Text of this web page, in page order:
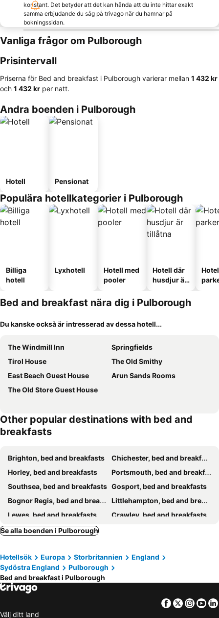
konstant. Det betyder att det kan hända att du inte hittar exakt
samma erbjudande du såg på trivago när du hamnar på
bokningssidan.
Vanliga frågor om Pulborough
Prisintervall
Priserna för Bed and breakfast i Pulborough varierar mellan ‎1 432 kr
och ‎1 432 kr per natt.
Andra boenden i Pulborough
Hotell Pensionat
Populära hotellkategorier i Pulborough
Billiga
hotell
Lyxhotell
Hotell med
pooler
Hotell där
husdjur är
Bed and breakfast nära dig i Pulborough
Du kanske också är intresserad av dessa hotell...
The Windmill Inn
Springfields
Tirol House
The Old Smithy
East Beach Guest House
Arun Sands Rooms
The Old Store Guest House
Other popular destinations with bed and
breakfasts
Brighton, bed and breakfasts
Chichester, bed and breakfasts
Horley, bed and breakfasts
Portsmouth, bed and breakfasts
Southsea, bed and breakfasts Gosport, bed and breakfasts
Bognor Regis, bed and breakfasts
Littlehampton, bed and breakfasts
Lewes, bed and breakfasts
Crawley, bed and breakfasts
Petworth, bed and breakfasts
Horsham, bed and breakfasts
Godalming, bed and breakfasts
Weybridge, bed and breakfasts
Selsey, bed and breakfasts
Farnborough, bed and breakfasts
East Grinstead, bed and breakfasts
Worthing, bed and breakfasts
Se alla boenden i Pulborough
Hotellsök Europa Storbritannien
England
Sydöstra England
Pulborough
Bed and breakfast i Pulborough
Facebook
Twitter
Välj ditt land